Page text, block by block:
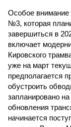
Особое
№3, которая
завершиться в
включает
Кировского
уже на март
предполагается
обустроить
запланировано
обновления
начинается